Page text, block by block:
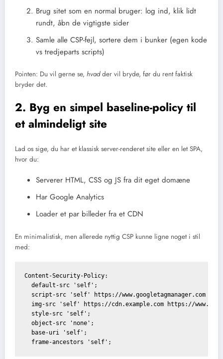
Brug sitet som en normal bruger: log ind, klik lidt
rundt, åbn de vigtigste sider
Samle alle CSP-fejl, sortere dem i bunker (egen kode
vs tredjeparts scripts)
Pointen: Du vil gerne se, hvadder vil bryde, før du rent faktisk
bryder det.
2. Byg en simpel baseline-policy til
et almindeligt site
Lad os sige, du har et klassisk server-renderet site eller en let SPA,
hvor du:
Serverer HTML, CSS og JS fra dit eget domæne
Har Google Analytics
Loader et par billeder fra et CDN
En minimalistisk, men allerede nyttig CSP kunne ligne noget i stil
med:
Content-Security-Policy:
  default-src 'self';
script-src 'self' https://www.googletagmanager.com
img-src 'self' https://cdn.example.com https://
  style-src 'self';
  object-src 'none';
  base-uri 'self';